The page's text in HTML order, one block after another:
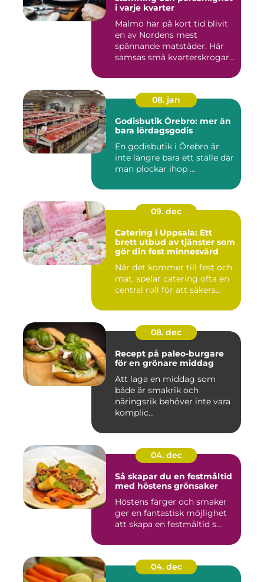
i varje kvarter
Malmö har på kort tid blivit
en av Nordens mest
spännande matstäder. Här
samsas små kvarterskrogar
08. jan
Godisbutik Örebro: mer än
bara lördagsgodis
En godisbutik i Örebro är
inte längre bara ett ställe där
man plockar ihop ...
09. dec
Catering i Uppsala: Ett
brett utbud av tjänster som
gör din fest minnesvärd
När det kommer till fest och
mat, spelar catering ofta en
central roll för att säkers...
08. dec
Recept på paleo-burgare
för en grönare middag
Att laga en middag som
både är smakrik och
näringsrik behöver inte vara
komplic...
04. dec
Så skapar du en festmåltid
med höstens grönsaker
Höstens färger och smaker
ger en fantastisk möjlighet
att skapa en festmåltid s...
04. dec